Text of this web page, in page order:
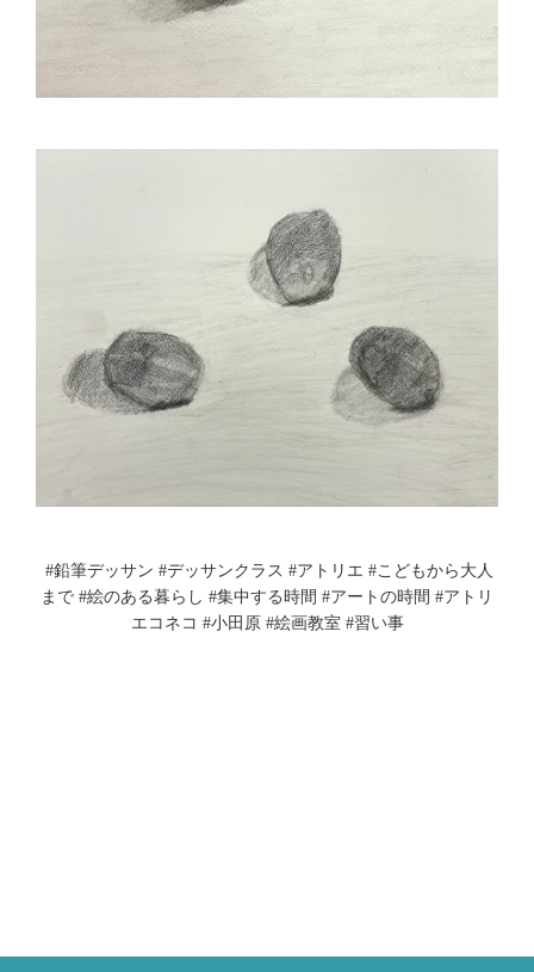
#鉛筆デッサン #デッサンクラス #アトリエ #こどもから大人
まで #絵のある暮らし #集中する時間 #アートの時間 #アトリ
エコネコ #小田原 #絵画教室 #習い事